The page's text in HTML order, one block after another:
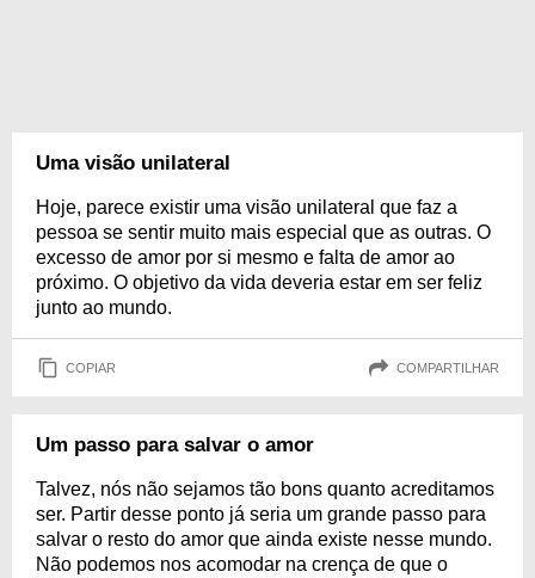
Uma visão unilateral
Hoje, parece existir uma visão unilateral que faz a
pessoa se sentir muito mais especial que as outras. O
excesso de amor por si mesmo e falta de amor ao
próximo. O objetivo da vida deveria estar em ser feliz
junto ao mundo.
COPIAR COMPARTILHAR
Um passo para salvar o amor
Talvez, nós não sejamos tão bons quanto acreditamos
ser. Partir desse ponto já seria um grande passo para
salvar o resto do amor que ainda existe nesse mundo.
Não podemos nos acomodar na crença de que o